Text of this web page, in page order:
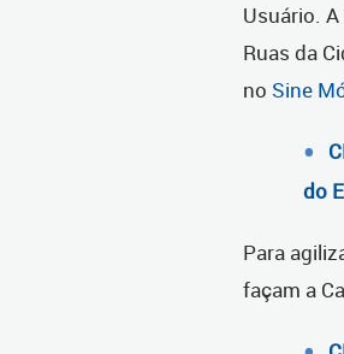
Usuário.
Ruas da
no Sine
do
Para
façam a